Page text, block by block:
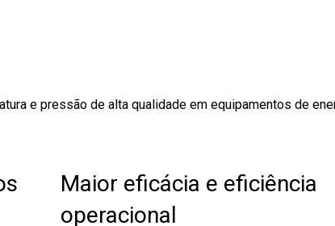
e pressão de alta qualidade em equipamentos de
Maior eficácia e eficiência
operacional